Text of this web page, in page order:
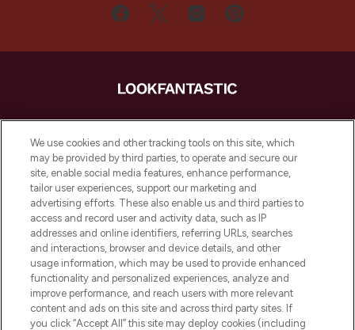
LOOKFANTASTIC ist Europas ultimativer
Beauty-Onlineshop mit den besten
Produkten aus Haut- und Haarpflege
sowie Make-Up von über 200
renommierten Marken. Shoppe online
oder über die App mit kostenloser
Lieferung ab einem Einkaufswert von 30€.
Cookie-Einwilligung
Do Not Sell or Share My Personal
Information
We use cookies and other tracking tools on this site, which
may be provided by third parties, to operate and secure our
site, enable social media features, enhance performance,
tailor user experiences, support our marketing and
advertising efforts. These also enable us and third parties to
access and record user and activity data, such as IP
addresses and online identifiers, referring URLs, searches
and interactions, browser and device details, and other
usage information, which may be used to provide enhanced
functionality and personalized experiences, analyze and
improve performance, and reach users with more relevant
content and ads on this site and across third party sites. If
you click “Accept All” this site may deploy cookies (including